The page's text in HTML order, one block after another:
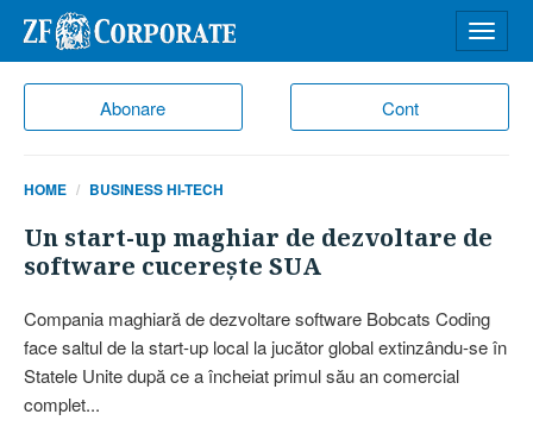
Abonare Cont
meniu
HOME BUSINESS HI-TECH
Un start-up maghiar de dezvoltare de
software cucereşte SUA
Compania maghiară de dezvoltare software Bobcats Coding
face saltul de la start-up local la jucător global extinzându-se în
Statele Unite după ce a încheiat primul său an comercial
complet...